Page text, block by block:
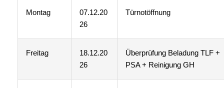
Montag
07.12.20
26
Türnotöffnung
Freitag
18.12.20
26
Überprüfung Beladung TLF +
PSA + Reinigung GH